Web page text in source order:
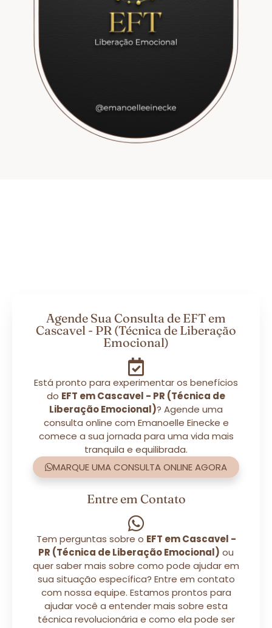
Agende Sua Consulta de EFT em
Cascavel - PR (Técnica de Liberação
Emocional)
Está pronto para experimentar os benefícios
do EFT em Cascavel - PR (Técnica de
Liberação Emocional)? Agende uma
consulta online com Emanoelle Einecke e
comece a sua jornada para uma vida mais
tranquila e equilibrada.
MARQUE UMA CONSULTA ONLINE AGORA
Entre em Contato
Tem perguntas sobre o EFT em Cascavel -
PR (Técnica de Liberação Emocional) ou
quer saber mais sobre como pode ajudar em
sua situação específica? Entre em contato
com nossa equipe. Estamos prontos para
ajudar você a entender mais sobre esta
técnica revolucionária e como ela pode ser